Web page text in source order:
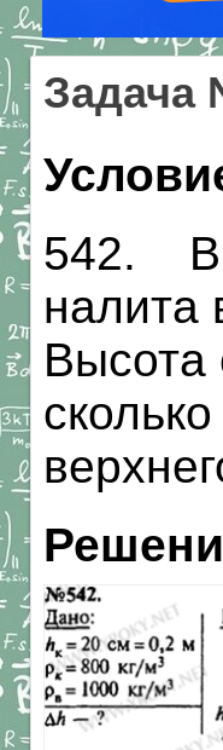
Задача
542. В
налита
Высота